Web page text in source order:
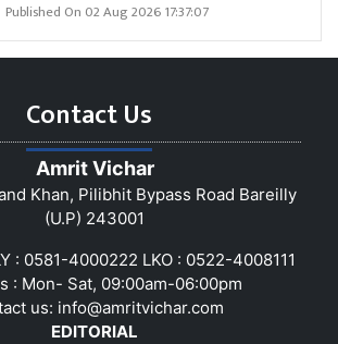
Published On 02 Aug 2026 17:37:07
Contact Us
Amrit Vichar
Khan, Pilibhit Bypass Road Bareilly
(U.P) 243001
: 0581-4000222 LKO : 0522-4008111
: Mon- Sat, 09:00am-06:00pm
us: info@amritvichar.com
EDITORIAL